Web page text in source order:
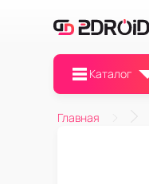
Каталог
Главная